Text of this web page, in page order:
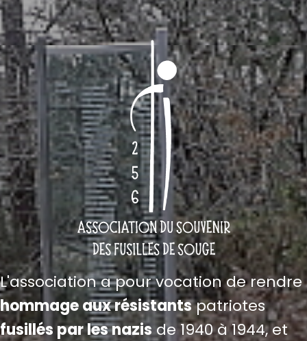
L'association a pour vocation de rendre
hommage aux résistantspatriotes
fusillés par les nazis de 1940 à 1944, et